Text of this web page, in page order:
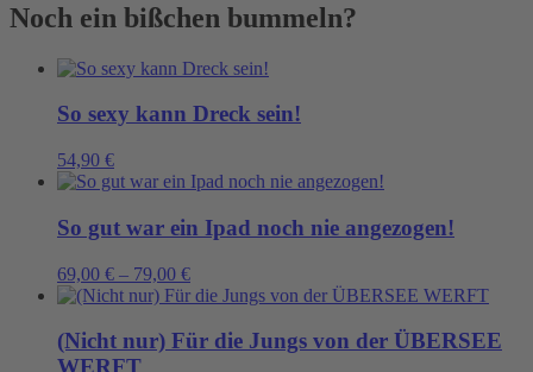
Jacken.
Noch ein bißchen bummeln?
So sexy kann Dreck sein!
54,90 €
So gut war ein Ipad noch nie angezogen!
69,00 € – 79,00 €
(Nicht nur) Für die Jungs von der ÜBERSEE
WERFT